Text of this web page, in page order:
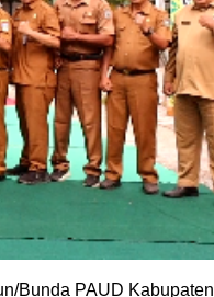
Bunda PAUD Kabupaten